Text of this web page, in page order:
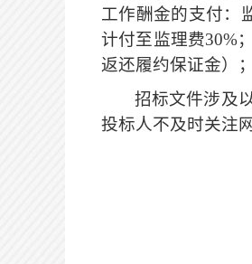
工作酬金的支付：
计付至监理费30%
返还履约保证金）
招标文件涉及
投标人不及时关注